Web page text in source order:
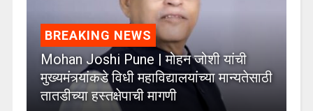
BREAKING NEWS
Mohan Joshi Pune | मोहन जोशी यांची
मुख्यमंत्र्यांकडे विधी महाविद्यालयांच्या मान्यतेसाठी
तातडीच्या हस्तक्षेपाची मागणी